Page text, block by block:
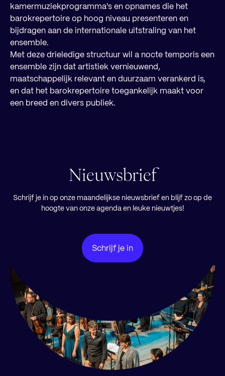
kamermuziekprogramma's en opnames die het
barokrepertoire op hoog niveau presenteren en
bijdragen aan de internationale uitstraling van het
ensemble.
Met deze drieledige structuur wil a nocte temporis een
ensemble zijn dat artistiek vernieuwend,
maatschappelijk relevant en duurzaam verankerd is,
en dat het barokrepertoire toegankelijk maakt voor
een breed en divers publiek.
Nieuwsbrief
Schrijf je in op onze maandelijkse nieuwsbrief en blijf zo op de
hoogte van onze agenda en leuke nieuwtjes!
Schrijf je in